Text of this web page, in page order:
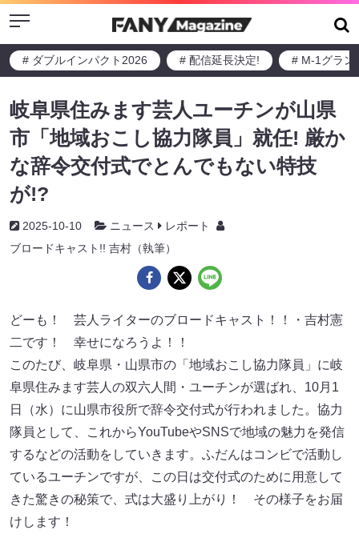
Menu
# ダブルインパクト2026 # 配信延長決定! # M-1グラン
岐阜県住みます芸人ユーチンが山県
市「地域おこし協力隊員」就任! 厳か
な辞令交付式でとんでもない特技
が!?
2025-10-10 ニュース
レポート
ブロードキャスト!! 吉村（執筆）
どーも！ 芸人ライターのブロードキャスト！！・吉村憲
二です！ 幸せになろうよ！！
このたび、岐阜県・山県市の「地域おこし協力隊員」に岐
阜県住みます芸人の双六人間・ユーチンが選ばれ、10月1
日（水）に山県市役所で辞令交付式が行われました。協力
隊員として、これからYouTubeやSNSで地域の魅力を発信
するなどの活動をしていきます。ふだんはコンビで活動し
ているユーチンですが、この日は交付式のために用意して
きた驚きの秘策で、式は大盛り上がり！ その様子をお届
けします！